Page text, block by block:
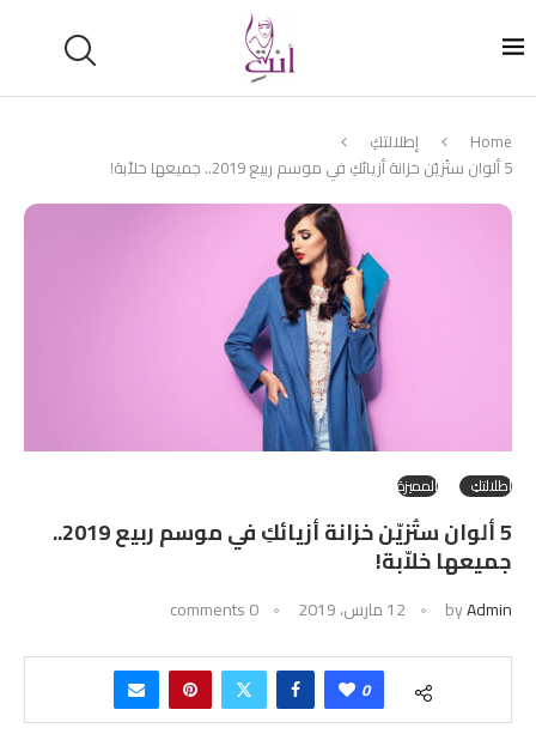
Home
إطلالتكِ
5 ألوان ستُزيّن خزانة أزيائكِ في موسم ربيع 2019.. جميعها خلاّبة!
إطلالتكِ المميزة
5 ألوان ستُزيّن خزانة أزيائكِ في موسم ربيع 2019..
جميعها خلاّبة!
byAdmin 12 مارس، 2019 0 comments
0